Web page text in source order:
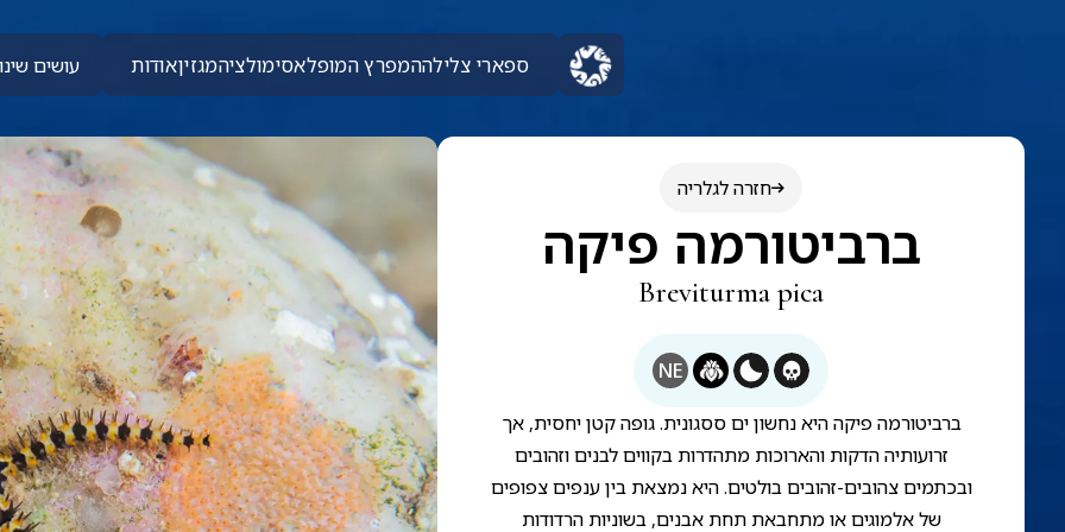
ספארי צלילההמפרץ המופלאסימולציהמגזיןאודות עושים
חזרה לגלריה
ברביטורמה פיקה
Breviturma pica
NE
ברביטורמה פיקה היא נחשון ים ססגונית. גופה קטן יחסית, אך
זרועותיה הדקות והארוכות מתהדרות בקווים לבנים וזהובים
ובכתמים צהובים-זהובים בולטים. היא נמצאת בין ענפים צפופים
של אלמוגים או מתחבאת תחת אבנים, בשוניות הרדודות